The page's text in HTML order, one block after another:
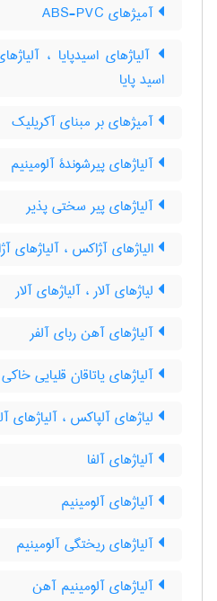
آمیژهای ABS-PVC
آلیاژهای اسیدپایا ،
اسید پایا
آمیژهای بر مبنای آکریلیک
آلیاژهای پیرشوندۀ آلومینیم
آلیاژهای پیر سختی پذیر
الیاژهای آژاکس ، آلیاژهای
لیاژهای آلار ، آلیاژهای آلار
آلیاژهای آهن ربای آلفر
آلیاژهای یاتاقان قلیایی خاکی
لیاژهای آلپاکس ، آلیاژهای
آلیاژهای آلفا
آلیاژهای آلومینیم
آلیاژهای ریختگی آلومینیم
آلیاژهای آلومینیم آهن